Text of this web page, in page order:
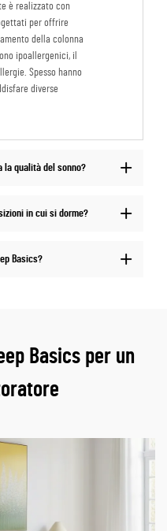
è realizzato con
per offrire
della colonna
ipoallergenici, il
Spesso hanno
diverse
la qualità del sonno?
in cui si dorme?
Basics?
Basics per un